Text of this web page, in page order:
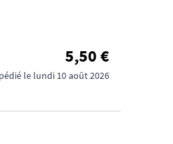
5,50 €
le lundi 10 août 2026